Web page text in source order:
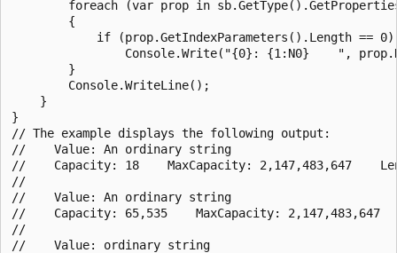
foreach (var prop in
        {
            if (prop.GetIndexParameters().Length == 0)
Console.Write("{0}: {1:N0}    ",
        }
        Console.WriteLine();
    }
}
// The example displays the following output:
//    Value: An ordinary string
//    Capacity: 18    MaxCapacity: 2,147,483,647
//
//    Value: An ordinary string
//    Capacity: 65,535    MaxCapacity: 2,147,483,647
//
//    Value: ordinary string